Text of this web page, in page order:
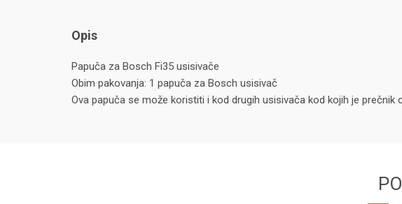
Opis
Papuča za Bosch Fi35 usisivače
Obim pakovanja: 1 papuča za Bosch usisivač
Ova papuča se može koristiti i kod drugih usisivača kod kojih je prečnik